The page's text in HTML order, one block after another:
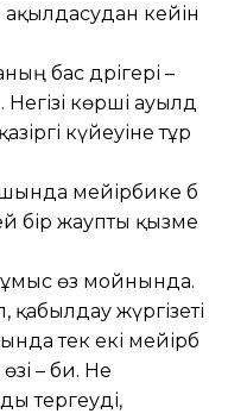
кейін
бас дәрігері –
көрші ауылд
күйеуіне тұр
мейірбике б
бір жаупты қызме
өз мойнында.
жүргізеті
тек екі мейірб
– би. Не
тергеуді,